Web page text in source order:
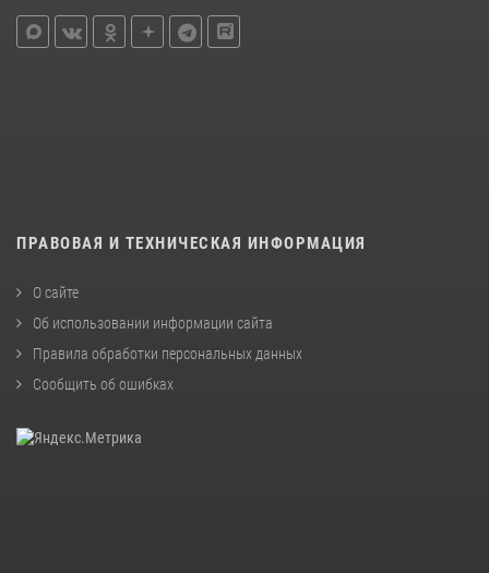
ПРАВОВАЯ И ТЕХНИЧЕСКАЯ ИНФОРМАЦИЯ
О сайте
Об использовании информации сайта
Правила обработки персональных данных
Сообщить об ошибках